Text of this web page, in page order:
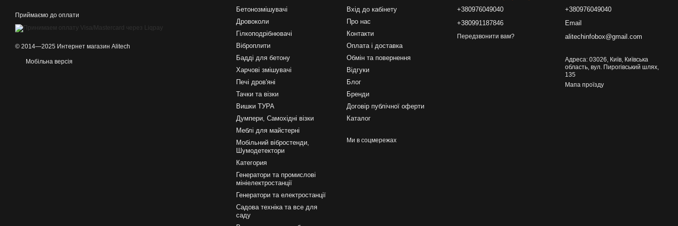
Приймаємо до оплати
© 2014—2025 Интернет магазин Alitech
Мобільна версія
Бетонозмішувачі
Дровоколи
Гілкоподрібнювачі
Віброплити
Бадді для бетону
Харчові змішувачі
Печі дров'яні
Тачки та візки
Вишки ТУРА
Думпери, Самохідні візки
Меблі для майстерні
Мобільний вібростенди,
Шумодетектори
Категория
Генератори та промислові
мініелектростанції
Генератори та електростанції
Садова техніка та все для
саду
Вхід до кабінету
Про нас
Контакти
Оплата і доставка
Обмін та повернення
Відгуки
Блог
Бренди
Договір публічної оферти
Каталог
Ми в соцмережах
+380976049040
+380991187846
Передзвонити вам?
+380976049040
Email
alitechinfobox@gmail.com
Адреса: 03026, Київ, Київська
область, вул. Пирогівський шлях,
135
Мапа проїзду